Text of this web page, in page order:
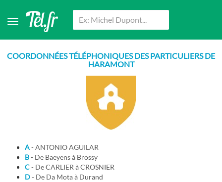
COORDONNÉES TÉLÉPHONIQUES DES PARTICULIERS DE
HARAMONT
A
- ANTONIO AGUILAR
B
- De Baeyens à Brossy
C
- De CARLIER à CROSNIER
D
- De Da Mota à Durand